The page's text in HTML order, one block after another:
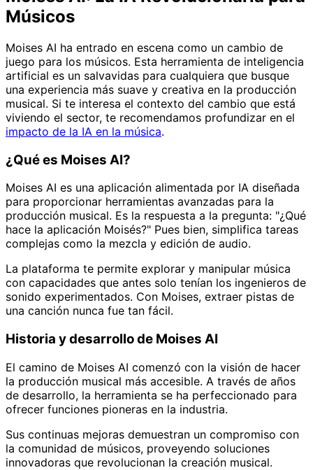
Músicos
Moises AI ha entrado en escena como un cambio de
juego para los músicos. Esta herramienta de inteligencia
artificial es un salvavidas para cualquiera que busque
una experiencia más suave y creativa en la producción
musical. Si te interesa el contexto del cambio que está
viviendo el sector, te recomendamos profundizar en el
impacto de la IA en la música.
¿Qué es Moises AI?
Moises AI es una aplicación alimentada por IA diseñada
para proporcionar herramientas avanzadas para la
producción musical. Es la respuesta a la pregunta: "¿Qué
hace la aplicación Moisés?" Pues bien, simplifica tareas
complejas como la mezcla y edición de audio.
La plataforma te permite explorar y manipular música
con capacidades que antes solo tenían los ingenieros de
sonido experimentados. Con Moises, extraer pistas de
una canción nunca fue tan fácil.
Historia y desarrollo de Moises AI
El camino de Moises AI comenzó con la visión de hacer
la producción musical más accesible. A través de años
de desarrollo, la herramienta se ha perfeccionado para
ofrecer funciones pioneras en la industria.
Sus continuas mejoras demuestran un compromiso con
la comunidad de músicos, proveyendo soluciones
innovadoras que revolucionan la creación musical.